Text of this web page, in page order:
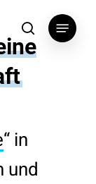
search
Menu
“ in
und